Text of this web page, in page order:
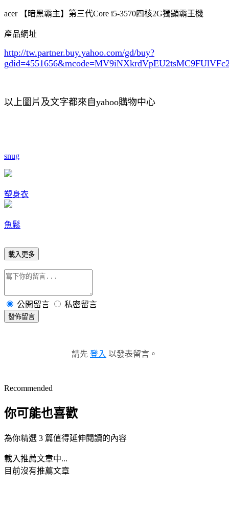
acer 【暗黑霸主】第三代Core i5-3570四核2G獨顯霸王機
產品網址
http://tw.partner.buy.yahoo.com/gd/buy?
gdid=4551656
以上圖片及文字都來自yahoo購物中心
snug
塑身衣
魚鬆
載入更多
公開留言 私密留言
發佈留言
請先 登入 以發表留言。
Recommended
你可能也喜歡
為你精選 3 篇值得延伸閱讀的內容
載入推薦文章中...
目前沒有推薦文章